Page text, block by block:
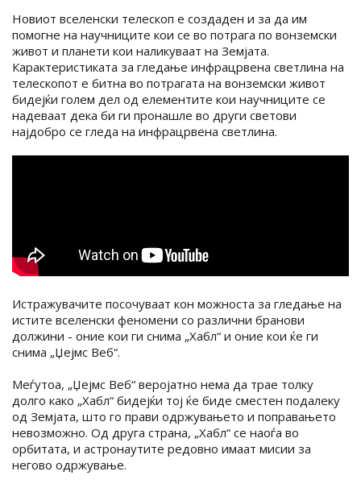
Новиот вселенски телескоп е создаден и за да им
помогне на научниците кои се во потрага по вонземски
живот и планети кои наликуваат на Земјата.
Карактеристиката за гледање инфрацрвена светлина на
телескопот е битна во потрагата на вонземски живот
бидејќи голем дел од елементите кои научниците се
надеваат дека би ги пронашле во други светови
најдобро се гледа на инфрацрвена светлина.
Истражувачите посочуваат кон можноста за гледање на
истите вселенски феномени со различни бранови
должини - оние кои ги снима „Хабл“ и оние кои ќе ги
снима „Џејмс Веб“.
Меѓутоа, „Џејмс Веб“ веројатно нема да трае толку
долго како „Хабл“ бидејќи тој ќе биде сместен подалеку
од Земјата, што го прави одржувањето и поправањето
невозможно. Од друга страна, „Хабл“ се наоѓа во
орбитата, и астронаутите редовно имаат мисии за
негово одржување.